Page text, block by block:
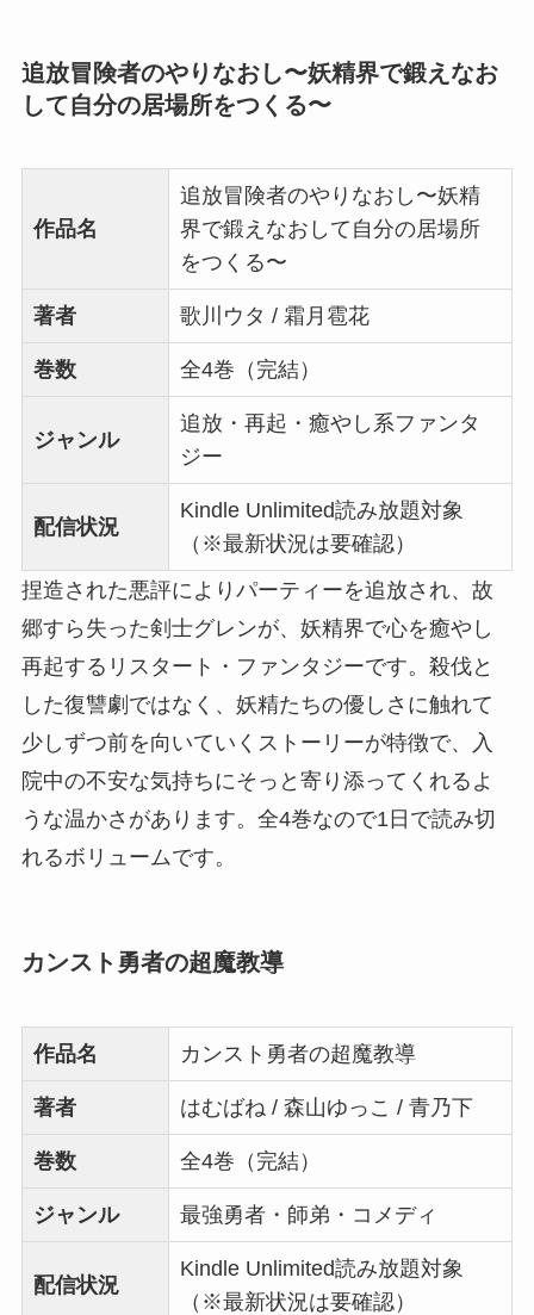
追放冒険者のやりなおし〜妖精界で鍛えなお
して自分の居場所をつくる〜
作品名
追放冒険者のやりなおし〜妖精
界で鍛えなおして自分の居場所
をつくる〜
著者 歌川ウタ / 霜月雹花
巻数 全4巻（完結）
ジャンル
追放・再起・癒やし系ファンタ
ジー
配信状況
Kindle Unlimited読み放題対象
（※最新状況は要確認）
捏造された悪評によりパーティーを追放され、故
郷すら失った剣士グレンが、妖精界で心を癒やし
再起するリスタート・ファンタジーです。殺伐と
した復讐劇ではなく、妖精たちの優しさに触れて
少しずつ前を向いていくストーリーが特徴で、入
院中の不安な気持ちにそっと寄り添ってくれるよ
うな温かさがあります。全4巻なので1日で読み切
れるボリュームです。
カンスト勇者の超魔教導
作品名 カンスト勇者の超魔教導
著者 はむばね / 森山ゆっこ / 青乃下
巻数 全4巻（完結）
ジャンル 最強勇者・師弟・コメディ
配信状況
Kindle Unlimited読み放題対象
（※最新状況は要確認）